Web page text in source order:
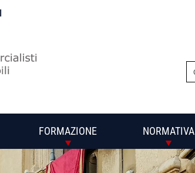
FORMAZIONE NORMATIVA